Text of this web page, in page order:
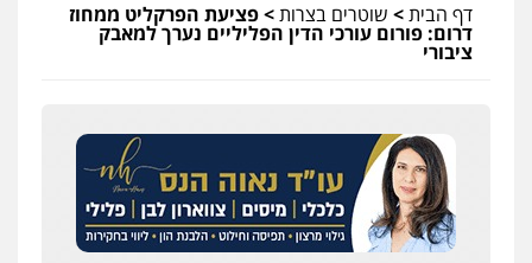
דף הבית> שוטרים בצרות>פציעת הפרקליט ממחוז
דרום: פורום עורכי הדין הפליליים נערך למאבק
ציבורי
דוד בוחבוט – משרד עו"ד
פלילי פשיעה חמורה מעצרים צווארון לבן
0505542333